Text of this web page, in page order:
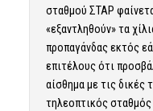
σταθμού ΣΤΑΡ
«εξαντληθούν» τα
προπαγάνδας εκτός
επιτέλους ότι
αίσθημα με τις δικές
τηλεοπτικός σταθμός